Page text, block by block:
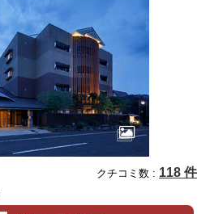
クチコミ数 : 118 件